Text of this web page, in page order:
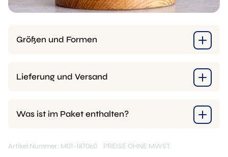
Größen und Formen
Lieferung und Versand
Was ist im Paket enthalten?
Artikel Nummer: M01-187060 PREISE OHNE MWST.